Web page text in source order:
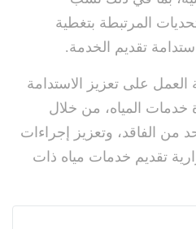
المرتبطة بتغطية
تقديم الخدمة.
العمل على تعزيز الاستدامة
خدمات المياه، من خلال
من الفاقد، وتعزيز إجراءات
تقديم خدمات مياه ذات